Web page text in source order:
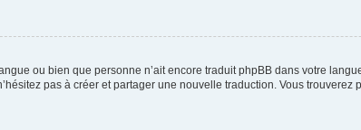
ou bien que personne n’ait encore traduit phpBB dans votre
pas à créer et partager une nouvelle traduction. Vous trouverez